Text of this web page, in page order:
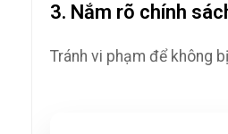
3. Nắm rõ chính
Tránh vi phạm để không